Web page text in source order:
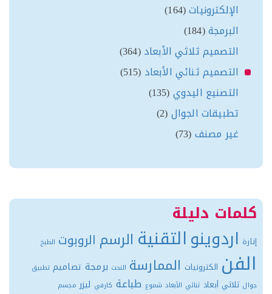
الإلكترونيات(164)
البرمجة(184)
التصميم ثلاثي الأبعاد(364)
التصميم ثنائي الأبعاد(515)
التصنيع اليدوي(135)
تطبيقات الجوال(2)
غير مصنف(73)
دليلة
اردوينوالتقنيةالرسمالروبوت الطبخ
الكترونيات الممارسة النحت برمجة تصاميم تطبيق
ثلاثي أبعاد ثنائي الأبعاد شموع طباعة كارفي ليزر مجسم